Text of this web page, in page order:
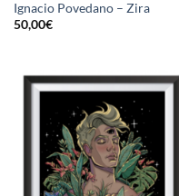
Ignacio Povedano – Zira
50,00€